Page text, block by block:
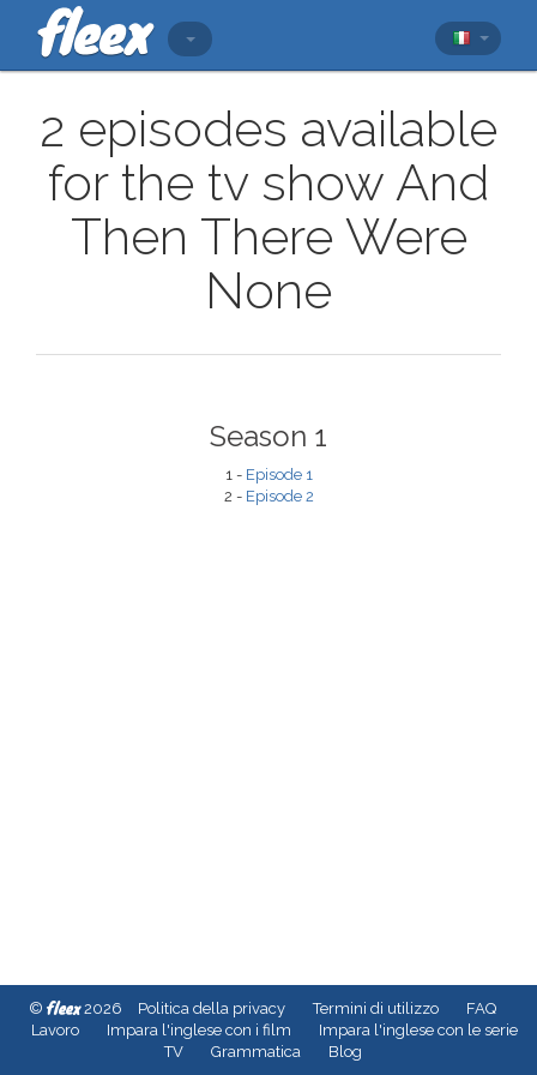
2 episodes available
for the tv show And
Then There Were
None
Season 1
1 - Episode 1
2 - Episode 2
© fleex2026 Politica della privacy Termini di utilizzo
FAQ
Lavoro
Impara l'inglese con i film
Impara l'inglese con le serie
TV
Grammatica Blog